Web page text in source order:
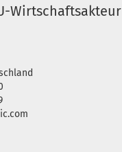
Wirtschaftsakteur